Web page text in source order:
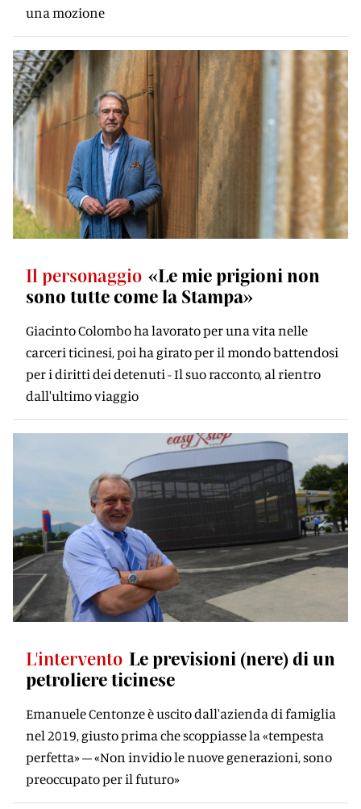
una mozione
Il personaggio «Le mie prigioni non
sono tutte come la Stampa»
Giacinto Colombo ha lavorato per una vita nelle
carceri ticinesi, poi ha girato per il mondo battendosi
per i diritti dei detenuti - Il suo racconto, al rientro
dall'ultimo viaggio
L'intervento Le previsioni (nere) di un
petroliere ticinese
Emanuele Centonze è uscito dall'azienda di famiglia
nel 2019, giusto prima che scoppiasse la «tempesta
perfetta» – «Non invidio le nuove generazioni, sono
preoccupato per il futuro»